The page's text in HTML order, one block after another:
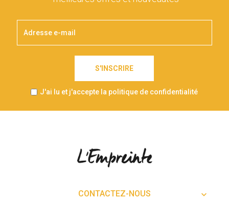
S'INSCRIRE
J'ai lu et j'accepte la politique de confidentialité
CONTACTEZ-NOUS 